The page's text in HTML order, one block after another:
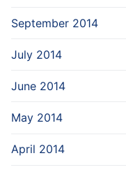
September 2014
July 2014
June 2014
May 2014
April 2014